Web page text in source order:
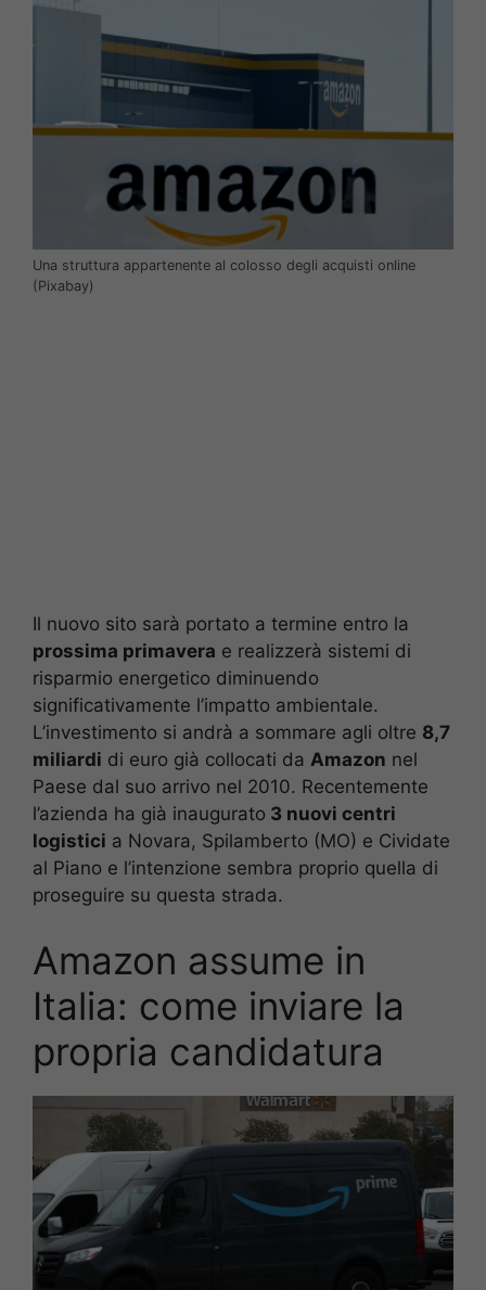
Una struttura appartenente al colosso degli acquisti online
(Pixabay)
Il nuovo sito sarà portato a termine entro la
prossima primavera e realizzerà sistemi di
risparmio energetico diminuendo
significativamente l’impatto ambientale.
L’investimento si andrà a sommare agli oltre 8,7
miliardi di euro già collocati da Amazon nel
Paese dal suo arrivo nel 2010. Recentemente
l’azienda ha già inaugurato 3 nuovi centri
logistici a Novara, Spilamberto (MO) e Cividate
al Piano e l’intenzione sembra proprio quella di
proseguire su questa strada.
Amazon assume in
Italia: come inviare la
propria candidatura